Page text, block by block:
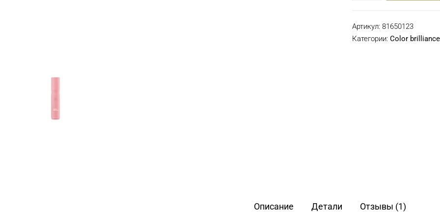
спрей
Wella
Артикул:81650123
Категории:Color
Описание Детали Отзывы (1)